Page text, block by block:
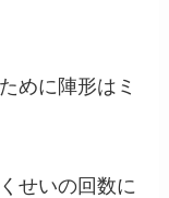
めに陣形はミ
せいの回数に